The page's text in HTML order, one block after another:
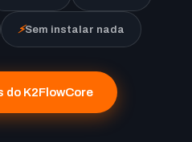
⚡Sem instalar nada
do K2FlowCore